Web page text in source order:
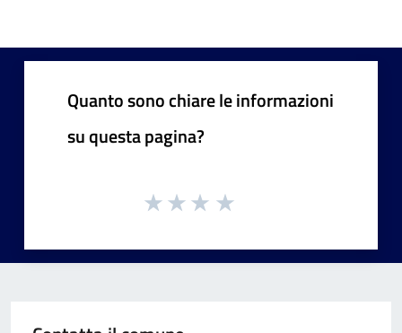
Quanto sono chiare le informazioni
su questa pagina?